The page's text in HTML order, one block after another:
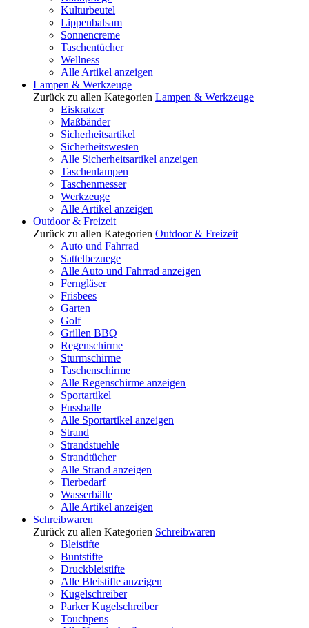
Kulturbeutel
Lippenbalsam
Sonnencreme
Taschentücher
Wellness
Alle Artikel anzeigen
Lampen & Werkzeuge
Zurück zu allen Kategorien Lampen & Werkzeuge
Eiskratzer
Maßbänder
Sicherheitsartikel
Sicherheitswesten
Alle Sicherheitsartikel anzeigen
Taschenlampen
Taschenmesser
Werkzeuge
Alle Artikel anzeigen
Outdoor & Freizeit
Zurück zu allen Kategorien Outdoor & Freizeit
Auto und Fahrrad
Sattelbezuege
Alle Auto und Fahrrad anzeigen
Ferngläser
Frisbees
Garten
Golf
Grillen BBQ
Regenschirme
Sturmschirme
Taschenschirme
Alle Regenschirme anzeigen
Sportartikel
Fussballe
Alle Sportartikel anzeigen
Strand
Strandstuehle
Strandtücher
Alle Strand anzeigen
Tierbedarf
Wasserbälle
Alle Artikel anzeigen
Schreibwaren
Zurück zu allen Kategorien Schreibwaren
Bleistifte
Buntstifte
Druckbleistifte
Alle Bleistifte anzeigen
Kugelschreiber
Parker Kugelschreiber
Touchpens